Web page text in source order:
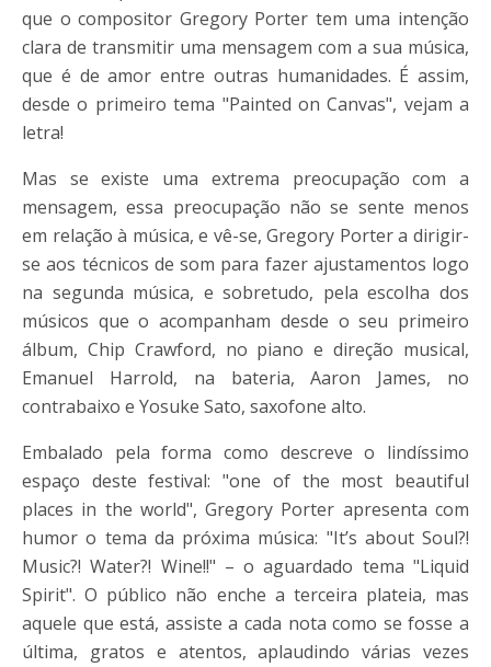
que o compositor Gregory Porter tem uma intenção
clara de transmitir uma mensagem com a sua música,
que é de amor entre outras humanidades. É assim,
desde o primeiro tema "Painted on Canvas", vejam a
letra!
Mas se existe uma extrema preocupação com a
mensagem, essa preocupação não se sente menos
em relação à música, e vê-se, Gregory Porter a dirigir-
se aos técnicos de som para fazer ajustamentos logo
na segunda música, e sobretudo, pela escolha dos
músicos que o acompanham desde o seu primeiro
álbum, Chip Crawford, no piano e direção musical,
Emanuel Harrold, na bateria, Aaron James, no
contrabaixo e Yosuke Sato, saxofone alto.
Embalado pela forma como descreve o lindíssimo
espaço deste festival: "one of the most beautiful
places in the world", Gregory Porter apresenta com
humor o tema da próxima música: "It’s about Soul?!
Music?! Water?! Wine!!" – o aguardado tema "Liquid
Spirit". O público não enche a terceira plateia, mas
aquele que está, assiste a cada nota como se fosse a
última, gratos e atentos, aplaudindo várias vezes